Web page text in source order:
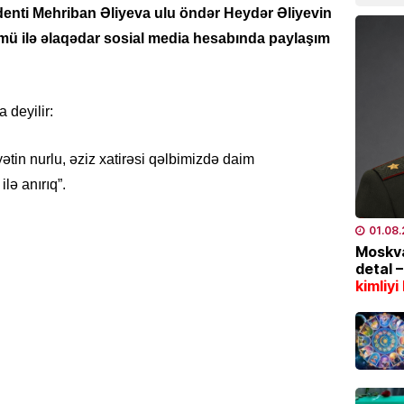
Mehriban Əliyeva ulu öndər Heydər Əliyevin
ilə əlaqədar sosial media hesabında paylaşım
deyilir:
nurlu, əziz xatirəsi qəlbimizdə daim
anırıq”.
daha
ÖLKƏ
8 gün
detal –
kimliyi